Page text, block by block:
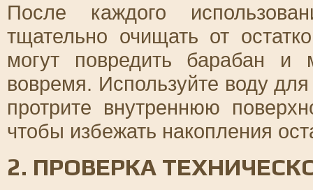
После каждого
тщательно очищать от
могут повредить барабан
вовремя. Используйте воду
протрите внутреннюю
чтобы избежать накопления
2. ПРОВЕРКА